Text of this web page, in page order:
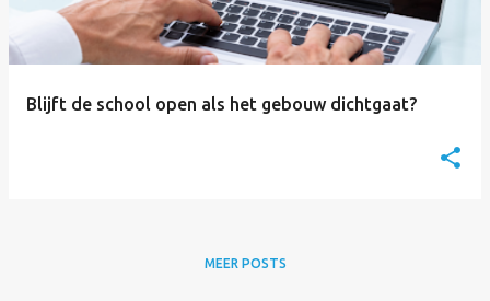
Blijft de school open als het gebouw dichtgaat?
MEER POSTS